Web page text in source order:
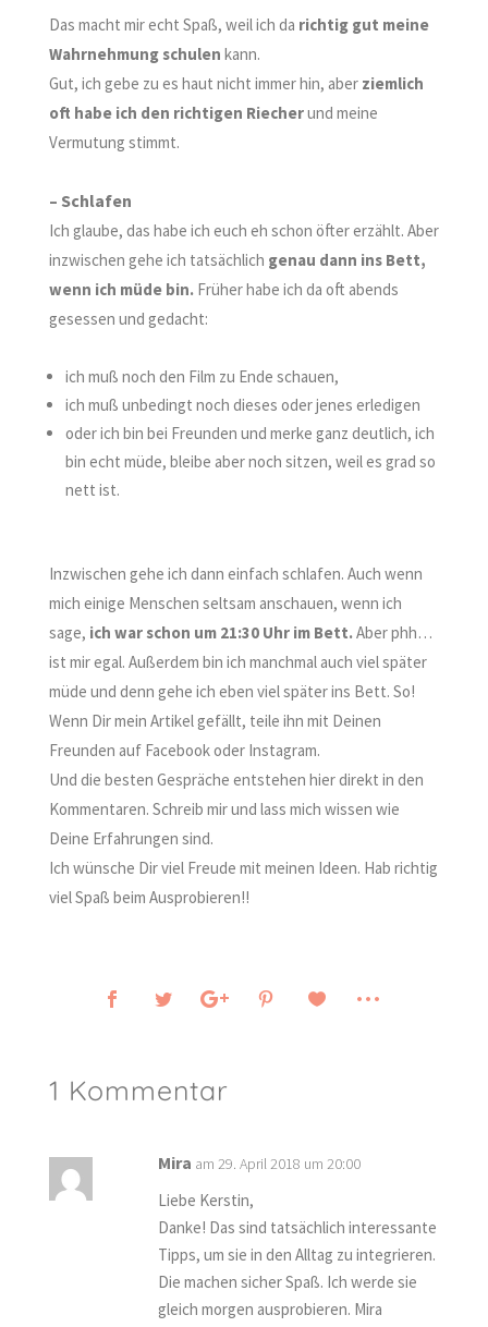
Das macht mir echt Spaß, weil ich da richtig gut meine
Wahrnehmung schulen kann.
Gut, ich gebe zu es haut nicht immer hin, aber ziemlich
oft habe ich den richtigen Riecherund meine
Vermutung stimmt.
– Schlafen
Ich glaube, das habe ich euch eh schon öfter erzählt. Aber
inzwischen gehe ich tatsächlich genau dann ins Bett,
wenn ich müde bin.Früher habe ich da oft abends
gesessen und gedacht:
ich muß noch den Film zu Ende schauen,
ich muß unbedingt noch dieses oder jenes erledigen
oder ich bin bei Freunden und merke ganz deutlich, ich
bin echt müde, bleibe aber noch sitzen, weil es grad so
nett ist.
Inzwischen gehe ich dann einfach schlafen. Auch wenn
mich einige Menschen seltsam anschauen, wenn ich
sage, ich war schon um 21:30 Uhr im Bett.Aber phh…
ist mir egal. Außerdem bin ich manchmal auch viel später
müde und denn gehe ich eben viel später ins Bett. So!
Wenn Dir mein Artikel gefällt, teile ihn mit Deinen
Freunden auf Facebook oder Instagram.
Und die besten Gespräche entstehen hier direkt in den
Kommentaren. Schreib mir und lass mich wissen wie
Deine Erfahrungen sind.
Ich wünsche Dir viel Freude mit meinen Ideen. Hab richtig
viel Spaß beim Ausprobieren!!
1 Kommentar
Mira am 29. April 2018 um 20:00
Liebe Kerstin,
Danke! Das sind tatsächlich interessante
Tipps, um sie in den Alltag zu integrieren.
Die machen sicher Spaß. Ich werde sie
gleich morgen ausprobieren. Mira